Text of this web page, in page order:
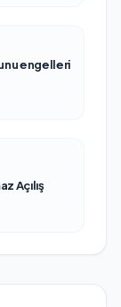
engelleri
Açılış